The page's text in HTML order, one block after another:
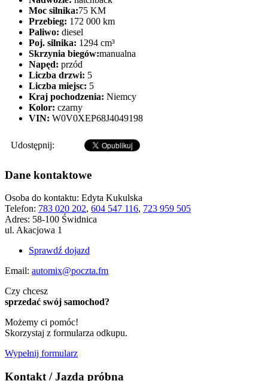
Moc silnika:75 KM
Przebieg: 172 000 km
Paliwo: diesel
Poj. silnika: 1294 cm³
Skrzynia biegów:manualna
Napęd: przód
Liczba drzwi: 5
Liczba miejsc: 5
Kraj pochodzenia: Niemcy
Kolor: czarny
VIN: W0V0XEP68J4049198
Udostępnij:
Dane kontaktowe
Osoba do kontaktu: Edyta Kukulska
Telefon: 783 020 202, 604 547 116, 723 959 505
Adres: 58-100 Świdnica
ul. Akacjowa 1
Sprawdź dojazd
Email: automix@poczta.fm
Czy chcesz
sprzedać swój samochod?
Możemy ci pomóc!
Skorzystaj z formularza odkupu.
Wypełnij formularz
Kontakt / Jazda próbna